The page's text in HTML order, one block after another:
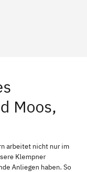
Moos,
arbeitet nicht nur im
Klempner
Anliegen haben. So